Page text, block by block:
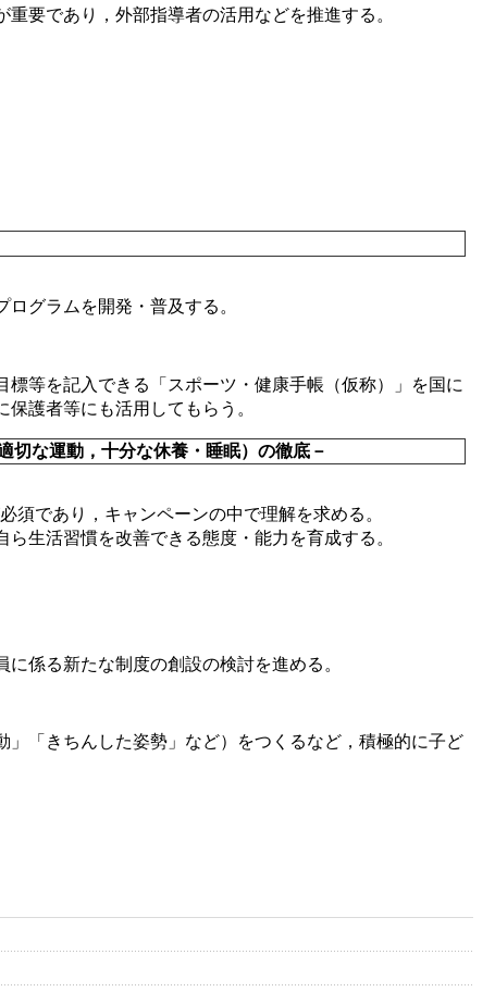
要であり，外部指導者の活用などを推進する。
グラムを開発・普及する。
等を記入できる「スポーツ・健康手帳（仮称）」を国に
護者等にも活用してもらう。
切な運動，十分な休養・睡眠）の徹底－
であり，キャンペーンの中で理解を求める。
生活習慣を改善できる態度・能力を育成する。
係る新たな制度の創設の検討を進める。
「きちんした姿勢」など）をつくるなど，積極的に子ど